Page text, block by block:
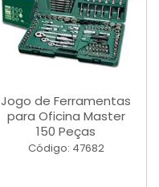
Jogo de Ferramentas
para Oficina Master
150 Peças
Código: 47682